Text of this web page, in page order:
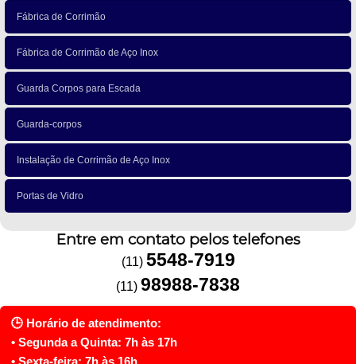
Fábrica de Corrimão
Fábrica de Corrimão de Aço Inox
Guarda Corpos para Escada
Guarda-corpos
Instalação de Corrimão de Aço Inox
Portas de Vidro
Entre em contato pelos telefones
(11) 5548-7919
(11) 98988-7838